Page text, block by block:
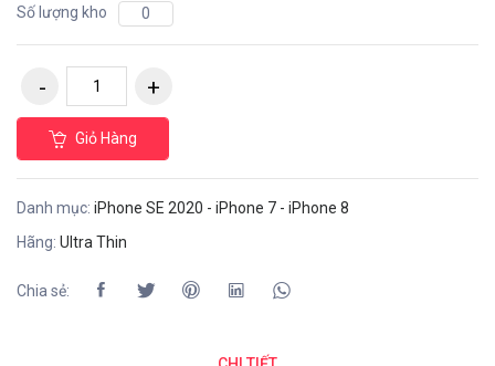
Số lượng kho
0
Giỏ Hàng
Danh mục: iPhone SE 2020 - iPhone 7 - iPhone 8
Hãng: Ultra Thin
Chia sẻ: